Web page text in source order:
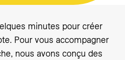
minutes pour créer
Pour vous accompagner
nous avons conçu des